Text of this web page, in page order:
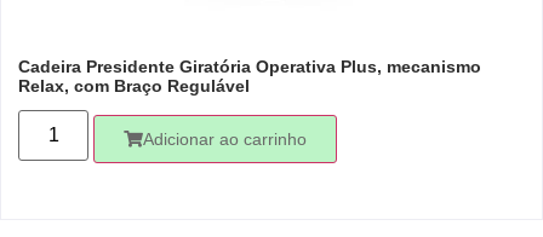
Cadeira Presidente Giratória Operativa Plus, mecanismo
Relax, com Braço Regulável
Adicionar ao carrinho